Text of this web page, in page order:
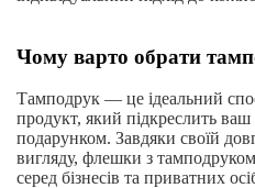
Чому варто обрати
Тамподрук — це ідеальний
продукт, який підкреслить
подарунком. Завдяки своїй
вигляду, флешки з
серед бізнесів та приватних